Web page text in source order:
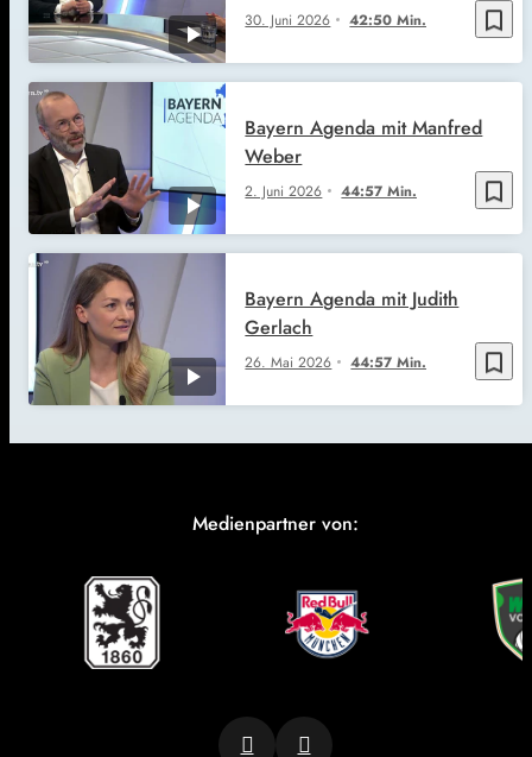
bookmark_border
30. Juni 2026 42:50 Min.
bookmark_border
2. Juni 2026 44:57 Min.
Bayern Agenda mit Manfred
Weber
bookmark_border
26. Mai 2026 44:57 Min.
Bayern Agenda mit Judith
Gerlach
Medienpartner von: